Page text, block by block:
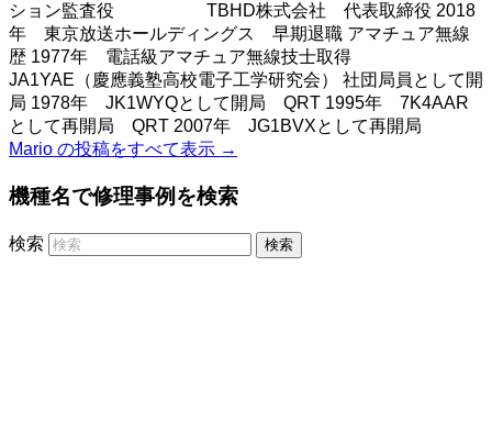
ション監査役 TBHD株式会社 代表取締役 2018
年 東京放送ホールディングス 早期退職 アマチュア無線
歴 1977年 電話級アマチュア無線技士取得
JA1YAE（慶應義塾高校電子工学研究会） 社団局員として開
局 1978年 JK1WYQとして開局 QRT 1995年 7K4AAR
として再開局 QRT 2007年 JG1BVXとして再開局
Mario の投稿をすべて表示 →
機種名で修理事例を検索
検索